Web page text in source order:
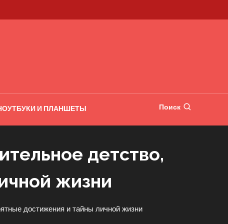
И ПЛАНШЕТЫ Поиск
детство,
жизни
достижения и тайны личной жизни